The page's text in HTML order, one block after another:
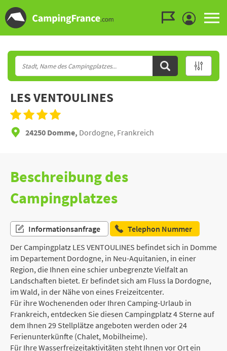
LES VENTOULINES
24250 Domme, Dordogne, Frankreich
Beschreibung des
Campingplatzes
Informationsanfrage
Telephon Nummer
Der Campingplatz LES VENTOULINES befindet sich in Domme
im Departement Dordogne, in Neu-Aquitanien, in einer
Region, die Ihnen eine schier unbegrenzte Vielfalt an
Landschaften bietet. Er befindet sich am Fluss la Dordogne,
im Wald, in der Nähe von eines Freizeitcenter.
Für ihre Wochenenden oder Ihren Camping-Urlaub in
Frankreich, entdecken Sie diesen Campingplatz 4 Sterne auf
dem Ihnen 29 Stellplätze angeboten werden oder 24
Ferienunterkünfte (Chalet, Mobilheime).
Für Ihre Wasserfreizeitaktivitäten steht Ihnen vor Ort ein